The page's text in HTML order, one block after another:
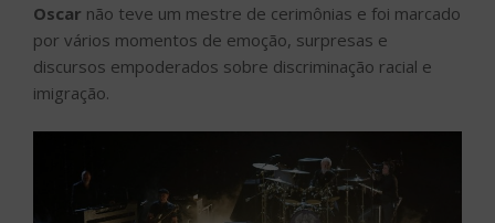
Oscar não teve um mestre de cerimônias e foi marcado
por vários momentos de emoção, surpresas e
discursos empoderados sobre discriminação racial e
imigração.